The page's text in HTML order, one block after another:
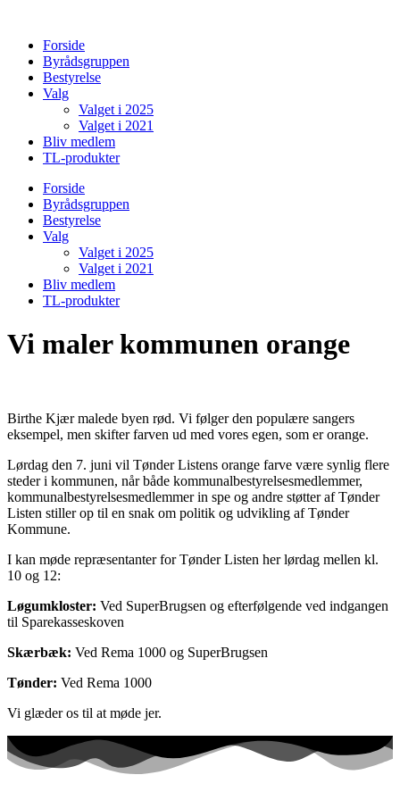
indholdForside
Byrådsgruppen
Bestyrelse
Valg
Valget i 2025
Valget i 2021
Bliv medlem
TL-produkter
Forside
Byrådsgruppen
Bestyrelse
Valg
Valget i 2025
Valget i 2021
Bliv medlem
TL-produkter
Vi maler kommunen orange
Birthe Kjær malede byen rød. Vi følger den populære sangers
eksempel, men skifter farven ud med vores egen, som er orange.
Lørdag den 7. juni vil Tønder Listens orange farve være synlig flere
steder i kommunen, når både kommunalbestyrelsesmedlemmer,
kommunalbestyrelsesmedlemmer in spe og andre støtter af Tønder
Listen stiller op til en snak om politik og udvikling af Tønder
Kommune.
I kan møde repræsentanter for Tønder Listen her lørdag mellen kl.
10 og 12:
Løgumkloster: Ved SuperBrugsen og efterfølgende ved indgangen
til Sparekasseskoven
Skærbæk: Ved Rema 1000 og SuperBrugsen
Tønder: Ved Rema 1000
Vi glæder os til at møde jer.